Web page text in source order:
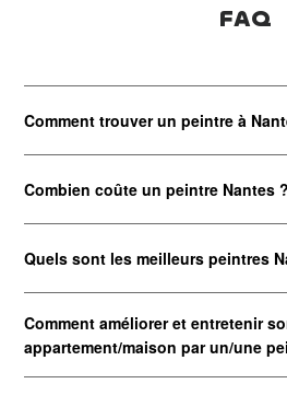
FAQ
Comment trouver un peintre à
Combien coûte un peintre Nantes ?
Quels sont les meilleurs peintres
Comment améliorer et entretenir
appartement/maison par un/une